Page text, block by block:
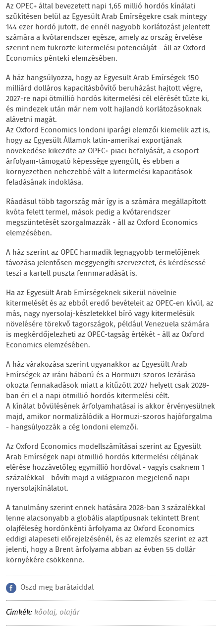
Az OPEC+ által bevezetett napi 1,65 millió hordós kínálati
szűkítésen belül az Egyesült Arab Emírségekre csak mintegy
144 ezer hordó jutott, de ennél nagyobb korlátozást jelentett
számára a kvótarendszer egésze, amely az ország érvelése
szerint nem tükrözte kitermelési potenciálját - áll az Oxford
Economics pénteki elemzésében.
A ház hangsúlyozza, hogy az Egyesült Arab Emírségek 150
milliárd dolláros kapacitásbővítő beruházást hajtott végre,
2027-re napi ötmillió hordós kitermelési cél elérését tűzte ki,
és mindezek után már nem volt hajlandó korlátozásoknak
alávetni magát.
Az Oxford Economics londoni iparági elemzői kiemelik azt is,
hogy az Egyesült Államok latin-amerikai exportjának
növekedése kikezdte az OPEC+ piaci befolyását, a csoport
árfolyam-támogató képessége gyengült, és ebben a
környezetben nehezebbé vált a kitermelési kapacitások
feladásának indoklása.
Ráadásul több tagország már így is a számára megállapított
kvóta felett termel, mások pedig a kvótarendszer
megszüntetését szorgalmazzák - áll az Oxford Economics
elemzésében.
A ház szerint az OPEC harmadik legnagyobb termelőjének
távozása jelentősen meggyengíti szervezetet, és kérdésessé
teszi a kartell puszta fennmaradását is.
Ha az Egyesült Arab Emírségeknek sikerül növelnie
kitermelését és az ebből eredő bevételeit az OPEC-en kívül, az
más, nagy nyersolaj-készletekkel bíró vagy kitermelésük
növelésére törekvő tagországok, például Venezuela számára
is megkérdőjelezheti az OPEC-tagság értékét - áll az Oxford
Economics elemzésében.
A ház várakozása szerint ugyanakkor az Egyesült Arab
Emírségek az iráni háború és a Hormuzi-szoros lezárása
okozta fennakadások miatt a kitűzött 2027 helyett csak 2028-
ban éri el a napi ötmillió hordós kitermelési célt.
A kínálat bővülésének árfolyamhatásai is akkor érvényesülnek
majd, amikor normalizálódik a Hormuzi-szoros hajóforgalma
- hangsúlyozzák a cég londoni elemzői.
Az Oxford Economics modellszámításai szerint az Egyesült
Arab Emírségek napi ötmillió hordós kitermelési céljának
elérése hozzávetőleg egymillió hordóval - vagyis csaknem 1
százalékkal - bővíti majd a világpiacon megjelenő napi
nyersolajkínálatot.
A tanulmány szerint ennek hatására 2028-ban 3 százalékkal
lenne alacsonyabb a globális alaptípusnak tekintett Brent
olajféleség hordónkénti árfolyama az Oxford Economics
eddigi alapeseti előrejelzésénél, és az elemzés szerint ez azt
jelenti, hogy a Brent árfolyama abban az évben 55 dollár
környékére csökkenne.
Oszd meg barátaiddal
Címkék: kőolaj, olajár